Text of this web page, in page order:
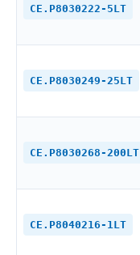
CE.P8030222-5LT
CE.P8030249-25LT
CE.P8030268-200LT
CE.P8040216-1LT